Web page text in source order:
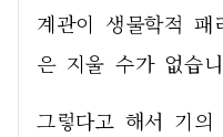
계관이 생물학적
은 지울 수가 없습
그렇다고 해서 기의